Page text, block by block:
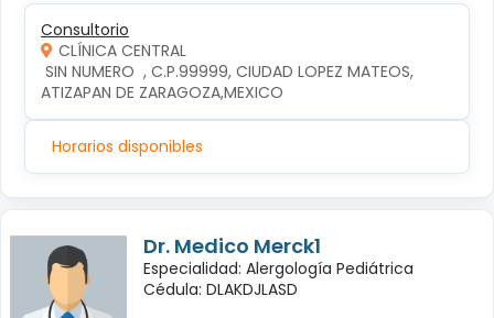
Consultorio
CLÍNICA CENTRAL
ATIZAPAN DE ZARAGOZA,MEXICO
Horarios disponibles
Dr. Medico Merck1
Especialidad: Alergología Pediátrica
Cédula: DLAKDJLASD